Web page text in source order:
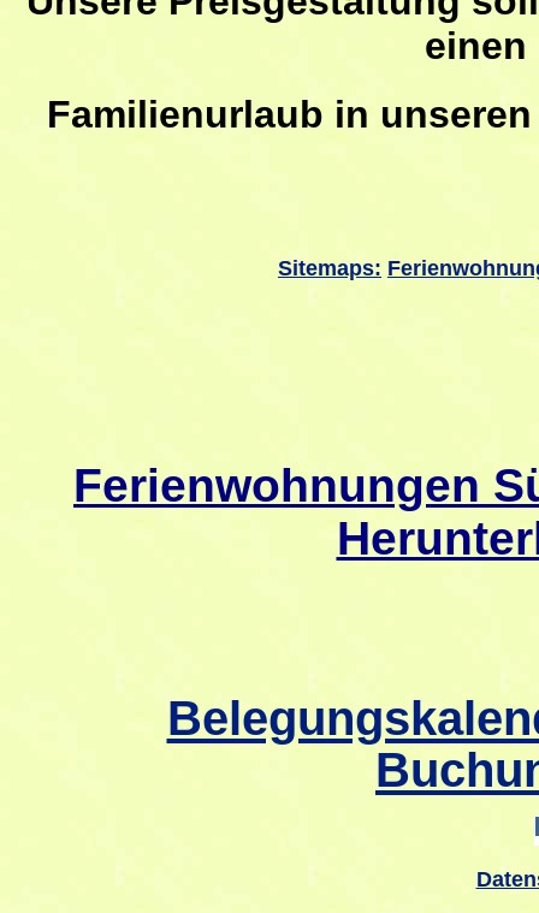
einen
Familienurlaub in
Sitemaps:
Ferienwohnungen